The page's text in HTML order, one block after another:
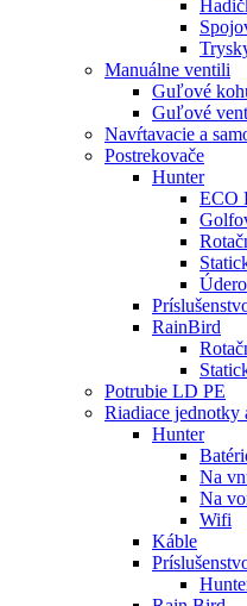
Manuálne ventili
Guľové
Guľové
Navŕtavacie a
Postrekovače
Hunter
ECO
RainBird
Potrubie LD PE
Riadiace jednotky
Hunter
Na
Na
Wifi
Káble